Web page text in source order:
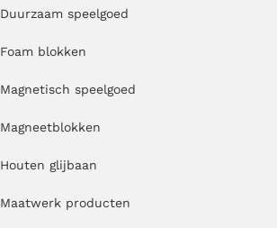
Duurzaam speelgoed
Foam blokken
Magnetisch speelgoed
Magneetblokken
Houten glijbaan
Maatwerk producten